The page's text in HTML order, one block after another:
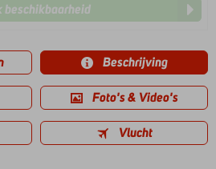
beschikbaarheid
Beschrijving
Foto's & Video's
Vlucht